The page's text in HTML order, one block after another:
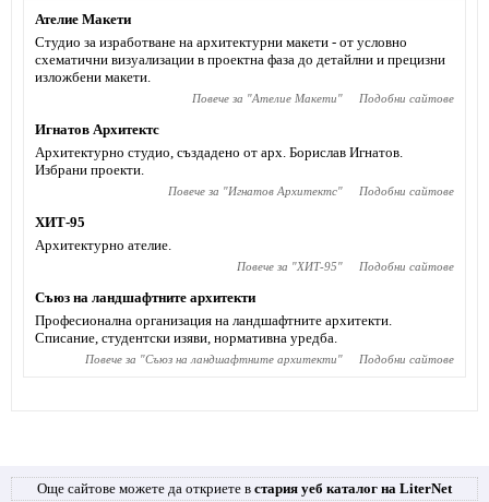
Ателие Макети
Студио за изработване на архитектурни макети - от условно
схематични визуализации в проектна фаза до детайлни и прецизни
изложбени макети.
Повече за "Ателие Макети" Подобни сайтове
Игнатов Архитектс
Архитектурно студио, създадено от арх. Борислав Игнатов.
Избрани проекти.
Повече за "Игнатов Архитектс" Подобни сайтове
ХИТ-95
Архитектурно ателие.
Повече за "ХИТ-95" Подобни сайтове
Съюз на ландшафтните архитекти
Професионална организация на ландшафтните архитекти.
Списание, студентски изяви, нормативна уредба.
Повече за "Съюз на ландшафтните архитекти" Подобни сайтове
Още сайтове можете да откриете в стария уеб каталог на LiterNet